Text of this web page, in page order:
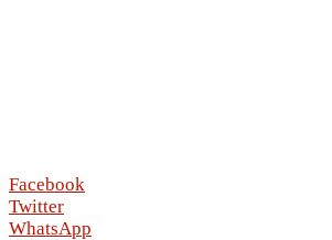
Facebook
Twitter
WhatsApp